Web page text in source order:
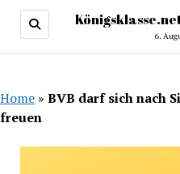
6.
Home » BVB darf sich nach
freuen